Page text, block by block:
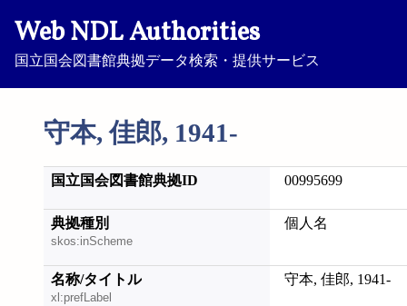
Web NDL Authorities
国立国会図書館典拠データ検索・提供サービス
守本, 佳郎, 1941-
国立国会図書館典拠ID 00995699
典拠種別
skos:inScheme
個人名
名称/タイトル
xl:prefLabel
守本, 佳郎, 1941-